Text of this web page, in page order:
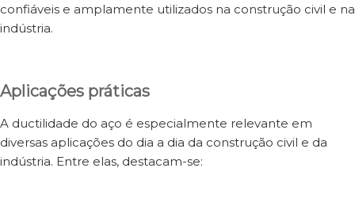
confiáveis e amplamente utilizados na construção civil e na
indústria.
Aplicações práticas
A ductilidade do aço é especialmente relevante em
diversas aplicações do dia a dia da construção civil e da
indústria. Entre elas, destacam-se: